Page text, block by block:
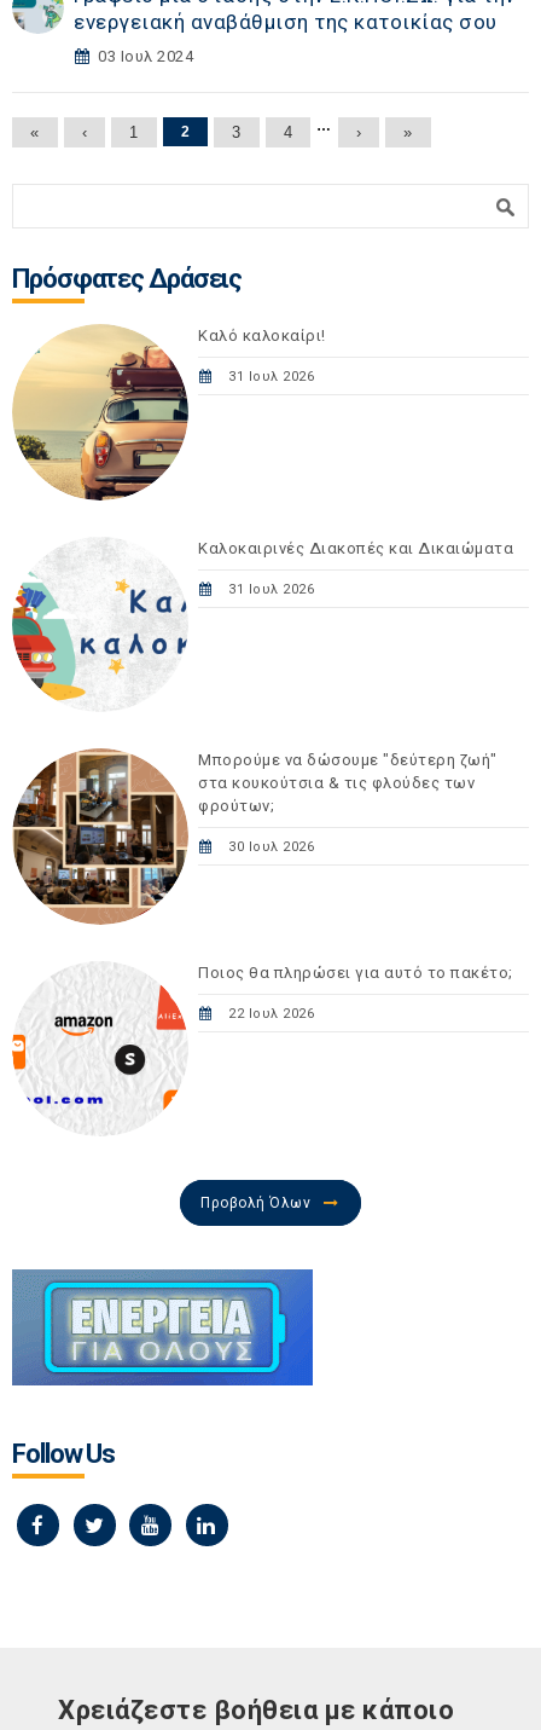
ενεργειακή αναβάθμιση της κατοικίας σου
03 Ιουλ 2024
Σελίδες
« ‹ 1 2 3 4 … › »
Πρόσφατες Δράσεις
Καλό καλοκαίρι!
31 Ιουλ 2026
Καλοκαιρινές Διακοπές και Δικαιώματα
31 Ιουλ 2026
Μπορούμε να δώσουμε "δεύτερη ζωή"
στα κουκούτσια & τις φλούδες των
φρούτων;
30 Ιουλ 2026
Ποιος θα πληρώσει για αυτό το πακέτο;
22 Ιουλ 2026
Προβολή Όλων
Follow Us
Χρειάζεστε βοήθεια με κάποιο